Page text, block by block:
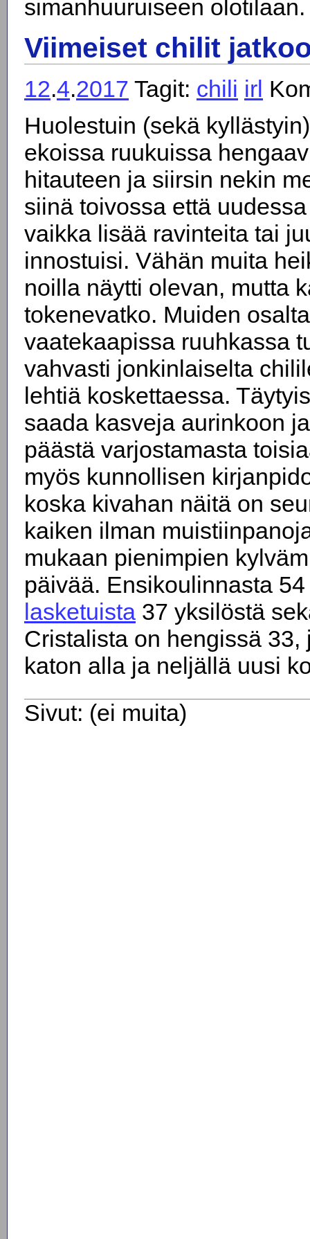
simanhuuruiseen olotilaan.
Viimeiset chilit
12.4.2017 Tagit: chili irl
Huolestuin (sekä
ekoissa ruukuissa
hitauteen ja siirsin nekin
siinä toivossa että
vaikka lisää ravinteita tai
innostuisi. Vähän muita
noilla näytti olevan, mutta
tokenevatko. Muiden
vaatekaapissa ruuhkassa
vahvasti jonkinlaiselta
lehtiä koskettaessa.
saada kasveja aurinkoon
päästä varjostamasta
myös kunnollisen
koska kivahan näitä on
kaiken ilman
mukaan pienimpien
päivää. Ensikoulinnasta
lasketuista 37 yksilöstä
Cristalista on hengissä 33,
katon alla ja neljällä uusi
Sivut: (ei muita)